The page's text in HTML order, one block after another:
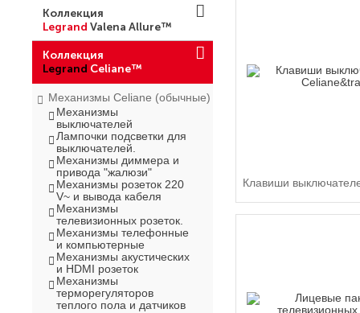
Клавиши
Коллекция
Legrand Valena Allure™
Коллекция
Legrand Celiane™
Механизмы Celiane (обычные)
Механизмы
выключателей
Лампочки подсветки для
выключателей.
Механизмы диммера и
привода "жалюзи"
Механизмы розеток 220
V~ и вывода кабеля
Механизмы
телевизионных розеток.
Механизмы телефонные
и компьютерные
Механизмы акустических
и HDMI розеток
Механизмы
терморегуляторов
теплого пола и датчиков